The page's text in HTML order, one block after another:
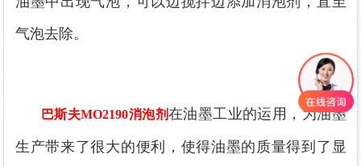
气泡去除。
巴斯夫MO2190消泡剂在油墨工业的运用，为油墨
生产带来了很大的便利，使得油墨的质量得到了显